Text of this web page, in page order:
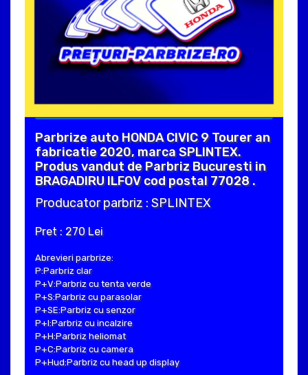
Parbrize auto HONDA CIVIC 9 Tourer an
fabricatie 2020, marca SPLINTEX.
Produs vandut de Parbriz Bucuresti in
BRAGADIRU ILFOV cod postal 77028 .
Producator parbriz : SPLINTEX
Pret : 270 Lei
Abrevieri parbrize:
P:Parbriz clar
P+V:Parbriz cu tenta verde
P+S:Parbriz cu parasolar
P+SE:Parbriz cu senzor
P+I:Parbriz cu incalzire
P+H:Parbriz heliomat
P+C:Parbriz cu camera
P+Hud:Parbriz cu head up display